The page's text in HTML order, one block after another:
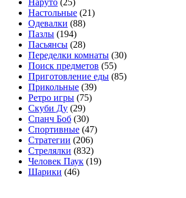
Наруто (25)
Настольные (21)
Одевалки (88)
Пазлы (194)
Пасьянсы (28)
Переделки комнаты (30)
Поиск предметов (55)
Приготовление еды (85)
Прикольные (39)
Ретро игры (75)
Скуби Ду (29)
Спанч Боб (30)
Спортивные (47)
Стратегии (206)
Стрелялки (832)
Человек Паук (19)
Шарики (46)